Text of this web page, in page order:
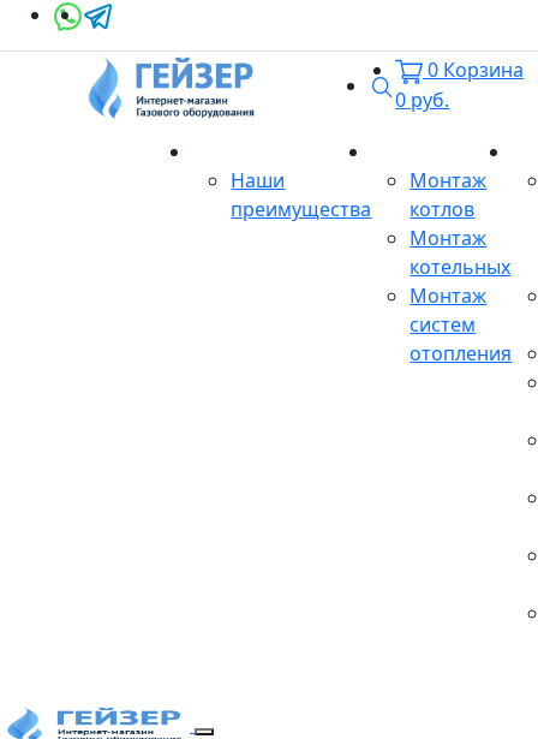
Поиск
0 Корзина
0 руб.
Наши
преимущества
Монтаж
котлов
Монтаж
котельных
Монтаж
систем
отопления